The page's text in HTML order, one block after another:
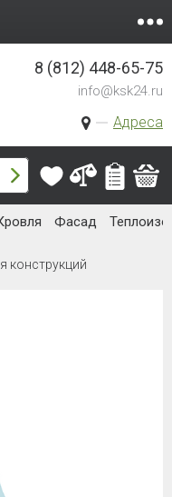
Адреса
8 (812) 448-65-75
info@ksk24.ru
Фасад
конструкций